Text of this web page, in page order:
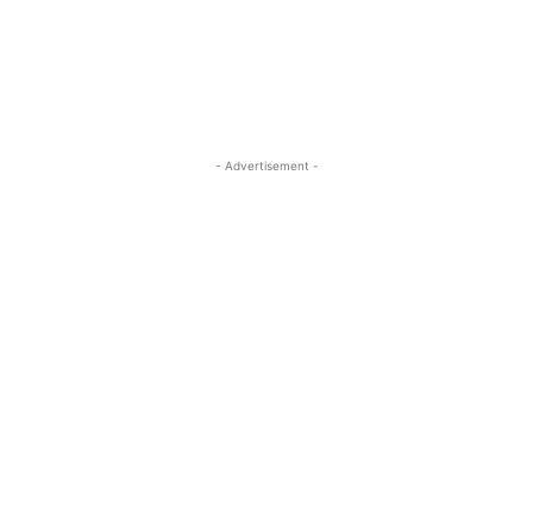
- Advertisement -